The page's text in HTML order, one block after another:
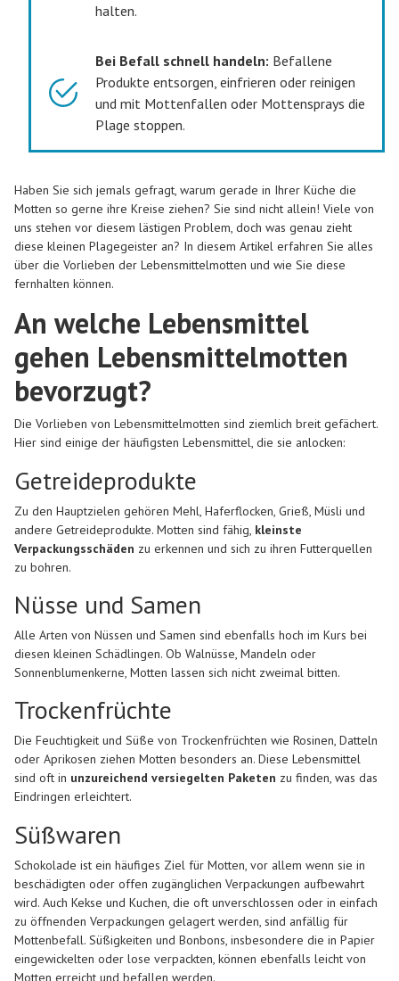
halten.
Bei Befall schnell handeln: Befallene
Produkte entsorgen, einfrieren oder reinigen
und mit Mottenfallen oder Mottensprays die
Plage stoppen.
Haben Sie sich jemals gefragt, warum gerade in Ihrer Küche die
Motten so gerne ihre Kreise ziehen? Sie sind nicht allein! Viele von
uns stehen vor diesem lästigen Problem, doch was genau zieht
diese kleinen Plagegeister an? In diesem Artikel erfahren Sie alles
über die Vorlieben der Lebensmittelmotten und wie Sie diese
fernhalten können.
An welche Lebensmittel
gehen Lebensmittelmotten
bevorzugt?
Die Vorlieben von Lebensmittelmotten sind ziemlich breit gefächert.
Hier sind einige der häufigsten Lebensmittel, die sie anlocken:
Getreideprodukte
Zu den Hauptzielen gehören Mehl, Haferflocken, Grieß, Müsli und
andere Getreideprodukte. Motten sind fähig, kleinste
Verpackungsschäden zu erkennen und sich zu ihren Futterquellen
zu bohren.
Nüsse und Samen
Alle Arten von Nüssen und Samen sind ebenfalls hoch im Kurs bei
diesen kleinen Schädlingen. Ob Walnüsse, Mandeln oder
Sonnenblumenkerne, Motten lassen sich nicht zweimal bitten.
Trockenfrüchte
Die Feuchtigkeit und Süße von Trockenfrüchten wie Rosinen, Datteln
oder Aprikosen ziehen Motten besonders an. Diese Lebensmittel
sind oft in unzureichend versiegelten Paketen zu finden, was das
Eindringen erleichtert.
Süßwaren
Schokolade ist ein häufiges Ziel für Motten, vor allem wenn sie in
beschädigten oder offen zugänglichen Verpackungen aufbewahrt
wird. Auch Kekse und Kuchen, die oft unverschlossen oder in einfach
zu öffnenden Verpackungen gelagert werden, sind anfällig für
Mottenbefall. Süßigkeiten und Bonbons, insbesondere die in Papier
eingewickelten oder lose verpackten, können ebenfalls leicht von
Motten erreicht und befallen werden.